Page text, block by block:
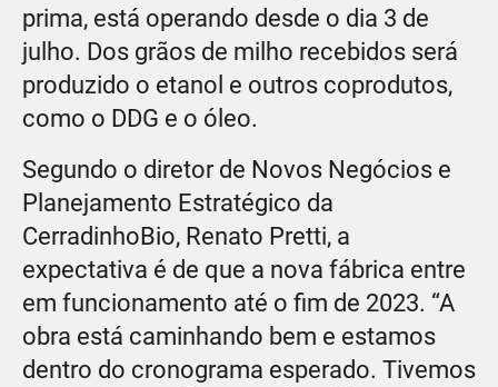
prima, está operando desde o dia 3 de
julho. Dos grãos de milho recebidos será
produzido o etanol e outros coprodutos,
como o DDG e o óleo.
Segundo o diretor de Novos Negócios e
Planejamento Estratégico da
CerradinhoBio, Renato Pretti, a
expectativa é de que a nova fábrica entre
em funcionamento até o fim de 2023. “A
obra está caminhando bem e estamos
dentro do cronograma esperado. Tivemos